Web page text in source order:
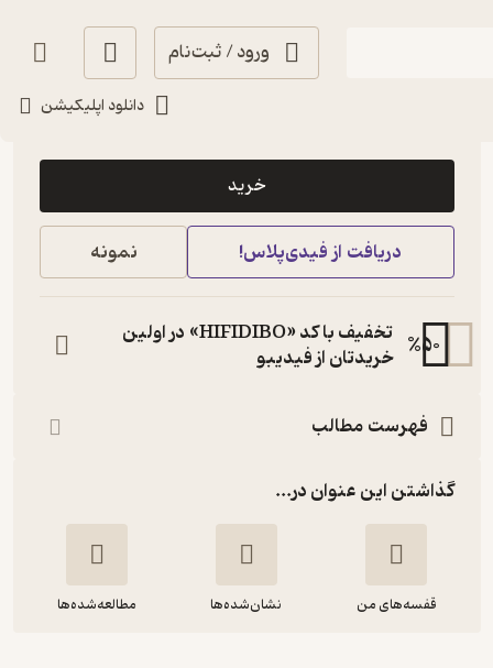
ورود / ثبت‌نام
دانلود اپلیکیشن
21,000
خرید
دریافت از فیدی‌پلاس! نمونه
%50
تخفیف با کد «HIFIDIBO» در اولین
خریدتان از فیدیبو
فهرست مطالب
گذاشتن این عنوان در...
قفسه‌های من نشان‌شده‌ها مطالعه‌شده‌ها